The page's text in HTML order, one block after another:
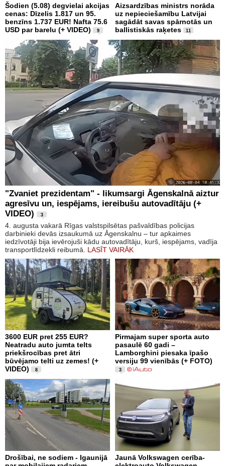
Šodien (5.08) degvielai akcijas
cenas: Dīzelis 1.817 un 95.
benzīns 1.737 EUR! Nafta 75.6
USD par barelu (+ VIDEO)
9
Aizsardzības ministrs norāda
uz nepieciešamību Latvijai
sagādāt savas spārnotās un
ballistiskās raķetes
11
"Zvaniet prezidentam" - likumsargi Āgenskalnā aiztur
agresīvu un, iespējams, iereibušu autovadītāju (+
VIDEO)
3
4. augusta vakarā Rīgas valstspilsētas pašvaldības policijas
darbinieki devās izsaukumā uz Āgenskalnu – tur apkaimes
iedzīvotāji bija ievērojuši kādu autovadītāju, kurš, iespējams, vadīja
transportlīdzekli reibumā. LASĪT VAIRĀK
3600 EUR pret 255 EUR?
Neatradu auto jumta telts
priekšrocības pret ātri
būvējamo telti uz zemes! (+
VIDEO)
8
Pirmajam super sporta auto
pasaulē 60 gadi –
Lamborghini piesaka īpašo
versiju 99 vienībās (+ FOTO)
3
Drošībai, ne sodiem - Igaunijā
Jaunā Volkswagen cerība-